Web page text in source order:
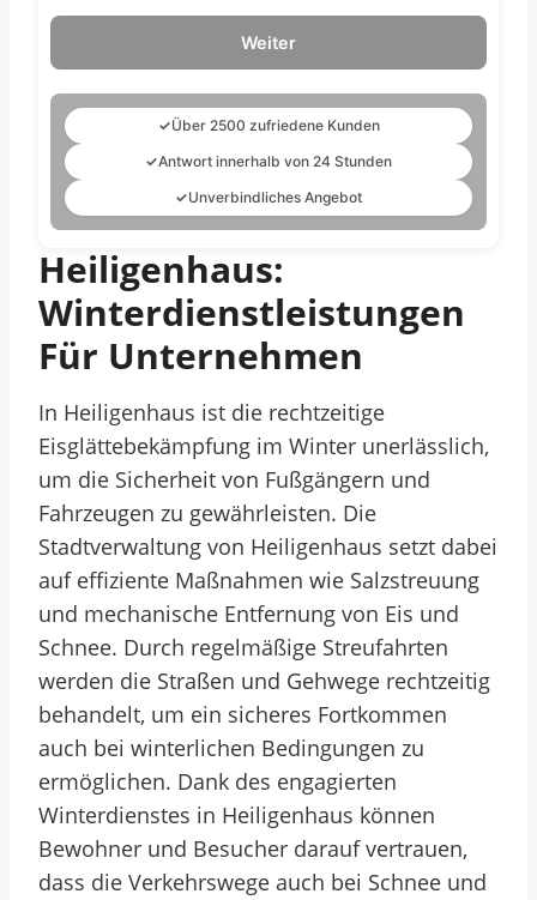
Weiter
✓Über 2500 zufriedene Kunden
✓Antwort innerhalb von 24 Stunden
✓Unverbindliches Angebot
Heiligenhaus:
Winterdienstleistungen
Für Unternehmen
In Heiligenhaus ist die rechtzeitige
Eisglättebekämpfung im Winter unerlässlich,
um die Sicherheit von Fußgängern und
Fahrzeugen zu gewährleisten. Die
Stadtverwaltung von Heiligenhaus setzt dabei
auf effiziente Maßnahmen wie Salzstreuung
und mechanische Entfernung von Eis und
Schnee. Durch regelmäßige Streufahrten
werden die Straßen und Gehwege rechtzeitig
behandelt, um ein sicheres Fortkommen
auch bei winterlichen Bedingungen zu
ermöglichen. Dank des engagierten
Winterdienstes in Heiligenhaus können
Bewohner und Besucher darauf vertrauen,
dass die Verkehrswege auch bei Schnee und